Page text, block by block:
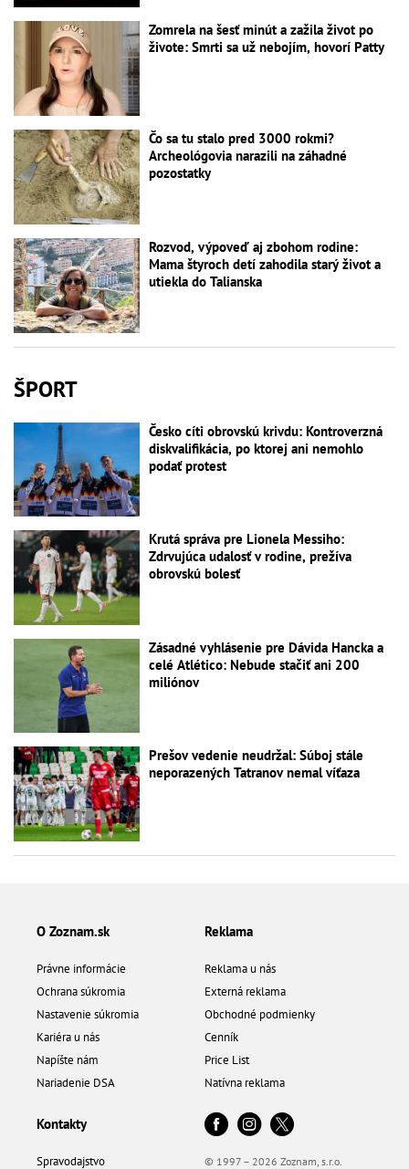
Zomrela na šesť minút a zažila život po
živote: Smrti sa už nebojím, hovorí Patty
Čo sa tu stalo pred 3000 rokmi?
Archeológovia narazili na záhadné
pozostatky
Rozvod, výpoveď aj zbohom rodine:
Mama štyroch detí zahodila starý život a
utiekla do Talianska
ŠPORT
Česko cíti obrovskú krivdu: Kontroverzná
diskvalifikácia, po ktorej ani nemohlo
podať protest
Krutá správa pre Lionela Messiho:
Zdrvujúca udalosť v rodine, prežíva
obrovskú bolesť
Zásadné vyhlásenie pre Dávida Hancka a
celé Atlético: Nebude stačiť ani 200
miliónov
Prešov vedenie neudržal: Súboj stále
neporazených Tatranov nemal víťaza
O Zoznam.sk
Právne informácie
Ochrana súkromia
Nastavenie súkromia
Kariéra u nás
Napíšte nám
Nariadenie DSA
Reklama
Reklama u nás
Externá reklama
Obchodné podmienky
Cenník
Price List
Natívna reklama
Kontakty
Spravodajstvo © 1997 – 2026 Zoznam, s.r.o.